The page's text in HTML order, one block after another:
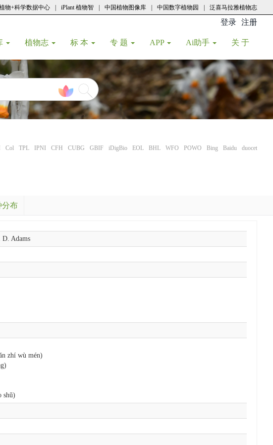
物+科学数据中心 iPlant 植物智 中国植物图像库 中国数字植物园 泛喜马拉雅植物志
登录 注册
植物志 标 本 专 题 APP Ai助手 关 于
Col TPL IPNI CFH CUBG GBIF iDigBio EOL BHL WFO POWO Bing Baidu duocet
分布
Adams
zhí wù mén)
shǔ)